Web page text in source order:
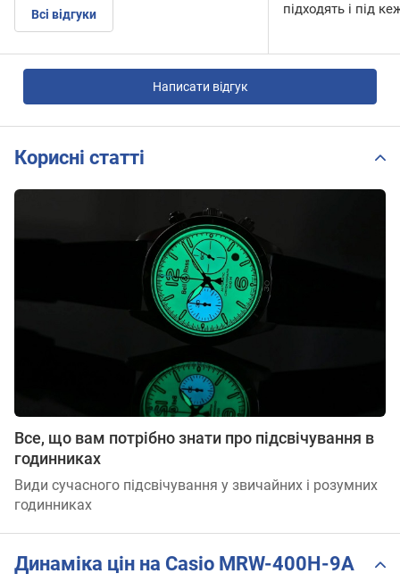
Всі відгуки
підходять і під
Написати відгук
Корисні статті
Все, що вам потрібно знати про підсвічування в
годинниках
Види сучасного підсвічування у звичайних і розумних
годинниках
Динаміка цін на Casio MRW-400H-9A